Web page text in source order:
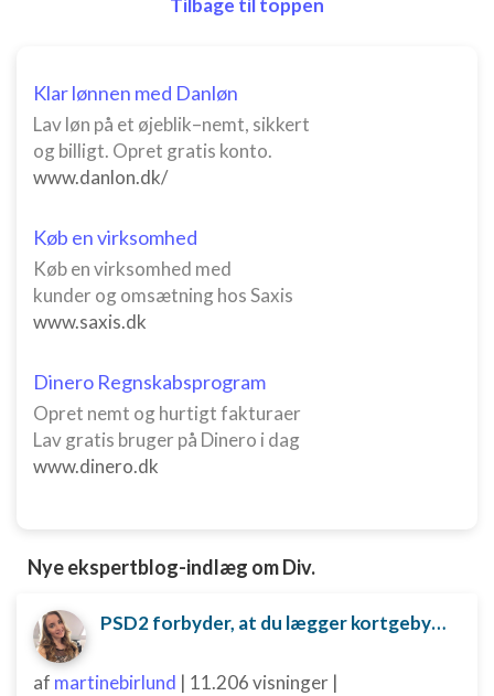
Tilbage til toppen
Klar lønnen med Danløn
Lav løn på et øjeblik–nemt, sikkert
og billigt. Opret gratis konto.
www.danlon.dk/
Køb en virksomhed
Køb en virksomhed med
kunder og omsætning hos Saxis
www.saxis.dk
Dinero Regnskabsprogram
Opret nemt og hurtigt fakturaer
Lav gratis bruger på Dinero i dag
www.dinero.dk
Nye ekspertblog-indlæg om Div.
PSD2 forbyder, at du lægger kortgebyret ud til dine kunder fra 1. januar 2018
af martinebirlund | 11.206 visninger |
Annoncering / marketing